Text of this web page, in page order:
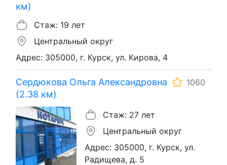
км)
Стаж: 19 лет
Центральный округ
Адрес: 305000, г. Курск, ул. Кирова, 4
Сердюкова Ольга Александровна
(2.38 км)
1060
Стаж: 27 лет
Центральный округ
Адрес: 305000, г. Курск, ул.
Радищева, д. 5